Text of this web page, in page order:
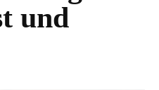
und